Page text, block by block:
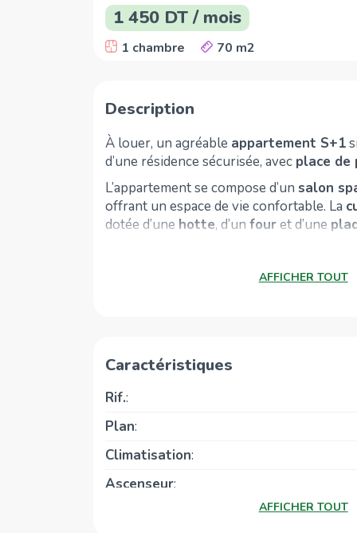
1 450 DT / mois
1 chambre 70 m2
Description
À louer, un agréable appartement S+1
d’une résidence sécurisée, avec place de
L’appartement se compose d’un salon
offrant un espace de vie confortable. La
dotée d’une hotte, d’un fouret d’une
L’espace nuit comprend unechambre à
salle de bain.
AFFICHER TOUT
Caractéristiques
Rif.:
Plan:
Climatisation:
Ascenseur:
AFFICHER TOUT